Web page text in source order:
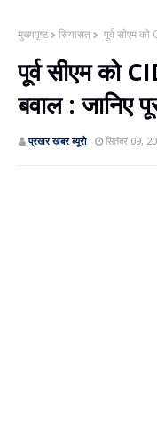
मुख्यपृष्ठ सियासत पूर्व सीएम को
पूर्व सीएम को
बवाल : जानिए
प्रखर खबर ब्‍यूरो सितंबर 09,